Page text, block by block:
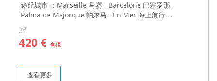
途经城市 ：Marseille 马赛 - Barcelone 巴塞罗那 -
Palma de Majorque 帕尔马 - En Mer 海上航行 ...
起
420 € 含税
查看更多